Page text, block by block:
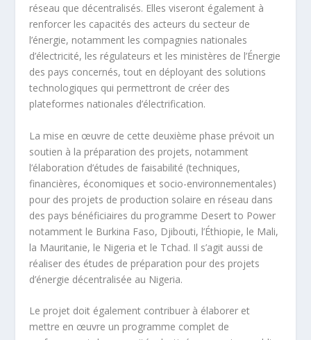
réseau que décentralisés. Elles viseront également à
renforcer les capacités des acteurs du secteur de
l’énergie, notamment les compagnies nationales
d’électricité, les régulateurs et les ministères de l’Énergie
des pays concernés, tout en déployant des solutions
technologiques qui permettront de créer des
plateformes nationales d’électrification.
La mise en œuvre de cette deuxième phase prévoit un
soutien à la préparation des projets, notamment
l’élaboration d’études de faisabilité (techniques,
financières, économiques et socio-environnementales)
pour des projets de production solaire en réseau dans
des pays bénéficiaires du programme Desert to Power
notamment le Burkina Faso, Djibouti, l’Éthiopie, le Mali,
la Mauritanie, le Nigeria et le Tchad. Il s’agit aussi de
réaliser des études de préparation pour des projets
d’énergie décentralisée au Nigeria.
Le projet doit également contribuer à élaborer et
mettre en œuvre un programme complet de